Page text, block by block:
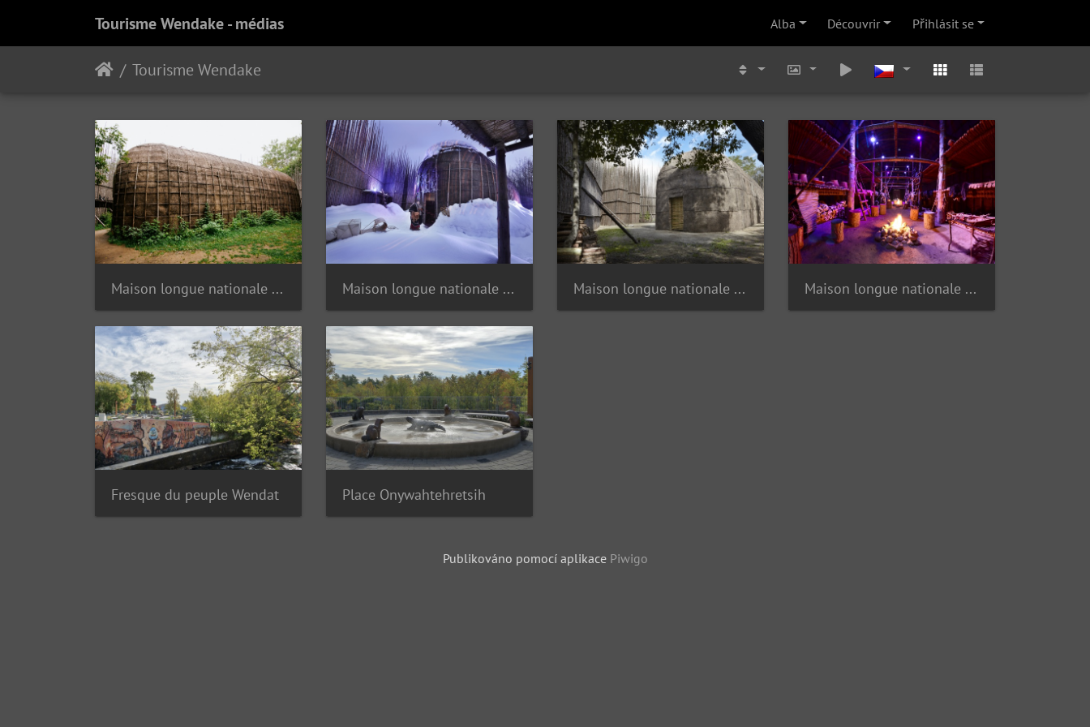
Tourisme Wendake - médias Alba Découvrir Přihlásit se
Tourisme Wendake
Maison longue nationale Ekionkiestha' Maison longue nationale Ekionkiestha' Maison longue nationale Ekionkiestha' Maison longue nationale Ekionkiestha'
Fresque du peuple Wendat Place Onywahtehretsih
Publikováno pomocí aplikace Piwigo